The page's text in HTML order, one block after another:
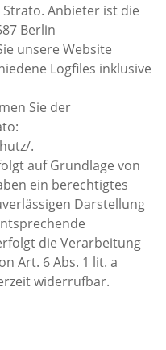
Anbieter ist die
Berlin
unsere Website
Logfiles inklusive
Sie der
.
auf Grundlage von
ein berechtigtes
Darstellung
die Verarbeitung
Art. 6 Abs. 1 lit. a
widerrufbar.